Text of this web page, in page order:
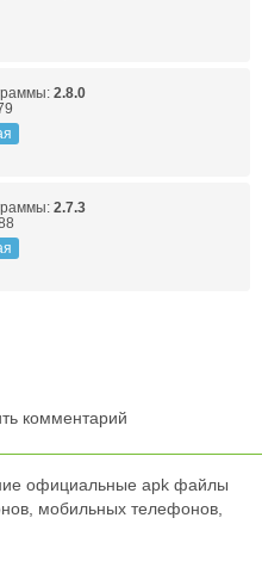
2.8.0
2.7.3
комментарий
официальные apk файлы
мобильных телефонов,